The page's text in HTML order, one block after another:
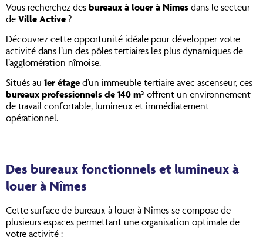
Vous recherchez des bureaux à louer à Nîmes dans le secteur
de Ville Active ?
Découvrez cette opportunité idéale pour développer votre
activité dans l’un des pôles tertiaires les plus dynamiques de
l’agglomération nîmoise.
Situés au 1er étage d’un immeuble tertiaire avec ascenseur, ces
bureaux professionnels de 140 m² offrent un environnement
de travail confortable, lumineux et immédiatement
opérationnel.
Des bureaux fonctionnels et lumineux à
louer à Nîmes
Cette surface de bureaux à louer à Nîmes se compose de
plusieurs espaces permettant une organisation optimale de
votre activité :